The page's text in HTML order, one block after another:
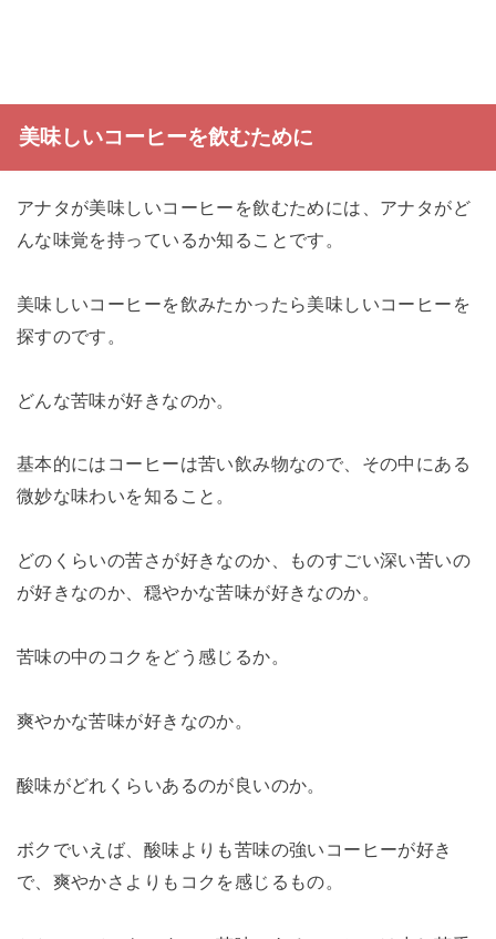
美味しいコーヒーを飲むために
アナタが美味しいコーヒーを飲むためには、アナタがど
んな味覚を持っているか知ることです。
美味しいコーヒーを飲みたかったら美味しいコーヒーを
探すのです。
どんな苦味が好きなのか。
基本的にはコーヒーは苦い飲み物なので、その中にある
微妙な味わいを知ること。
どのくらいの苦さが好きなのか、ものすごい深い苦いの
が好きなのか、穏やかな苦味が好きなのか。
苦味の中のコクをどう感じるか。
爽やかな苦味が好きなのか。
酸味がどれくらいあるのが良いのか。
ボクでいえば、酸味よりも苦味の強いコーヒーが好き
で、爽やかさよりもコクを感じるもの。